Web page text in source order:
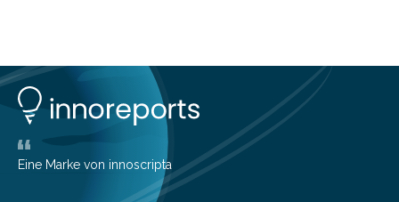
Lösungen interessieren. 1. Multibanking-Tools: Alle
Konten auf einen Blick Viele Banken bieten bereits in
ihrem Online-Banking eine Multibanking-Funktion an,
mit der sich Konten bei anderen Banken…
Eine Marke von innoscripta